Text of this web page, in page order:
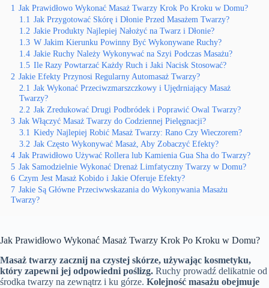
1 Jak Prawidłowo Wykonać Masaż Twarzy Krok Po Kroku w Domu?
1.1 Jak Przygotować Skórę i Dłonie Przed Masażem Twarzy?
1.2 Jakie Produkty Najlepiej Nałożyć na Twarz i Dłonie?
1.3 W Jakim Kierunku Powinny Być Wykonywane Ruchy?
1.4 Jakie Ruchy Należy Wykonywać na Szyi Podczas Masażu?
1.5 Ile Razy Powtarzać Każdy Ruch i Jaki Nacisk Stosować?
2 Jakie Efekty Przynosi Regularny Automasaż Twarzy?
2.1 Jak Wykonać Przeciwzmarszczkowy i Ujędrniający Masaż
Twarzy?
2.2 Jak Zredukować Drugi Podbródek i Poprawić Owal Twarzy?
3 Jak Włączyć Masaż Twarzy do Codziennej Pielęgnacji?
3.1 Kiedy Najlepiej Robić Masaż Twarzy: Rano Czy Wieczorem?
3.2 Jak Często Wykonywać Masaż, Aby Zobaczyć Efekty?
4 Jak Prawidłowo Używać Rollera lub Kamienia Gua Sha do Twarzy?
5 Jak Samodzielnie Wykonać Drenaż Limfatyczny Twarzy w Domu?
6 Czym Jest Masaż Kobido i Jakie Oferuje Efekty?
7 Jakie Są Główne Przeciwwskazania do Wykonywania Masażu
Twarzy?
Jak Prawidłowo Wykonać Masaż Twarzy Krok Po Kroku w Domu?
Masaż twarzy zacznij na czystej skórze, używając kosmetyku,
który zapewni jej odpowiedni poślizg. Ruchy prowadź delikatnie od
środka twarzy na zewnątrz i ku górze. Kolejność masażu obejmuje